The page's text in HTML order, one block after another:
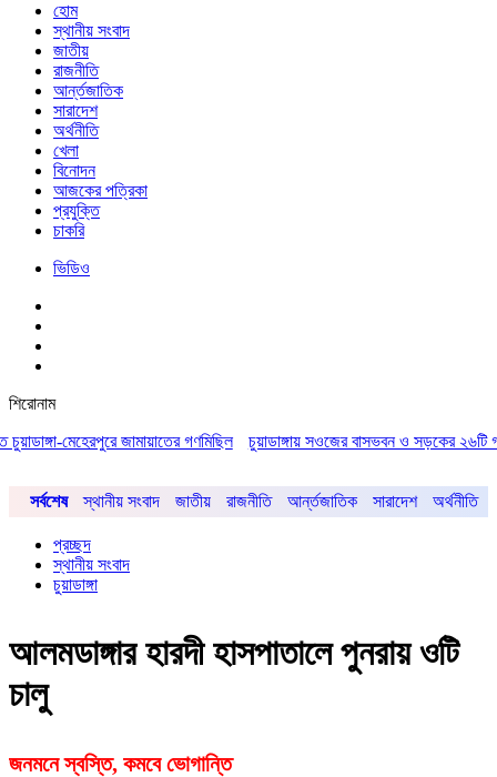
হোম
স্থানীয় সংবাদ
জাতীয়
রাজনীতি
আর্ন্তজাতিক
সারাদেশ
অর্থনীতি
খেলা
বিনোদন
আজকের পত্রিকা
প্রযুক্তি
চাকরি
ভিডিও
শিরোনাম
মেহেরপুরে জামায়াতের গণমিছিল
চুয়াডাঙ্গায় সওজের বাসভবন ও সড়কের ২৬টি গাছ প্রায়
সর্বশেষ স্থানীয় সংবাদ জাতীয় রাজনীতি আর্ন্তজাতিক সারাদেশ অর্থনীতি
প্রচ্ছদ
স্থানীয় সংবাদ
চুয়াডাঙ্গা
আলমডাঙ্গার হারদী হাসপাতালে পুনরায় ওটি
চালু
জনমনে স্বস্তি, কমবে ভোগান্তি